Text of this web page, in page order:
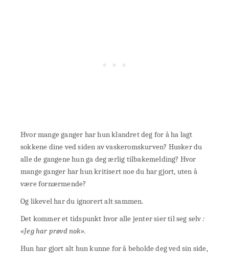
Hvor mange ganger har hun klandret deg for å ha lagt
sokkene dine ved siden av vaskeromskurven? Husker du
alle de gangene hun ga deg ærlig tilbakemelding? Hvor
mange ganger har hun kritisert noe du har gjort, uten å
være fornærmende?
Og likevel har du ignorert alt sammen.
Det kommer et tidspunkt hvor alle jenter sier til seg selv :
«Jeg har prøvd nok».
Hun har gjort alt hun kunne for å beholde deg ved sin side,